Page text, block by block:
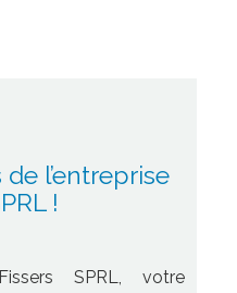
l’entreprise
!
SPRL, votre